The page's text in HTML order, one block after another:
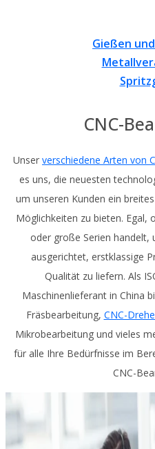
Gießen
CNC-
Unser verschiedene Arten von
es uns, die neuesten
um unseren Kunden ein
Möglichkeiten zu bieten. Egal,
oder große Serien handelt,
ausgerichtet, erstklassige
Qualität zu liefern. Als
Maschinenlieferant in China
Fräsbearbeitung, CNC-
Mikrobearbeitung und vieles
für alle Ihre Bedürfnisse im
CNC-